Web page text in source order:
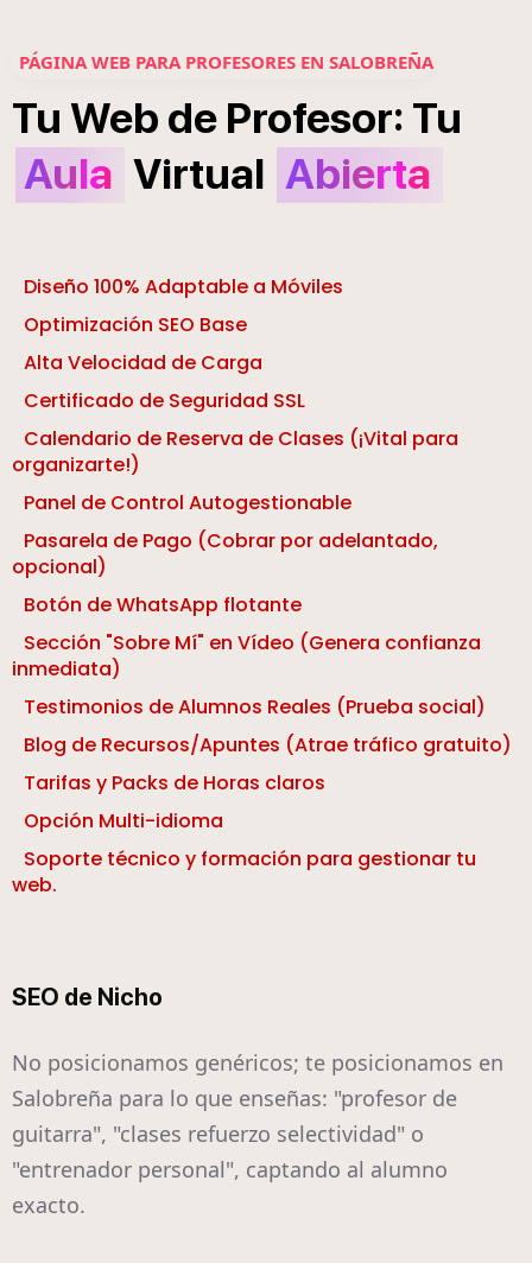
PÁGINA WEB PARA PROFESORES EN SALOBREÑA
Tu Web de Profesor: Tu
Aula Virtual Abierta
Diseño 100% Adaptable a Móviles
Optimización SEO Base
Alta Velocidad de Carga
Certificado de Seguridad SSL
Calendario de Reserva de Clases (¡Vital para
organizarte!)
Panel de Control Autogestionable
Pasarela de Pago (Cobrar por adelantado,
opcional)
Botón de WhatsApp flotante
Sección "Sobre Mí" en Vídeo (Genera confianza
inmediata)
Testimonios de Alumnos Reales (Prueba social)
Blog de Recursos/Apuntes (Atrae tráfico gratuito)
Tarifas y Packs de Horas claros
Opción Multi-idioma
Soporte técnico y formación para gestionar tu
web.
SEO de Nicho
No posicionamos genéricos; te posicionamos en
Salobreña para lo que enseñas: "profesor de
guitarra", "clases refuerzo selectividad" o
"entrenador personal", captando al alumno
exacto.